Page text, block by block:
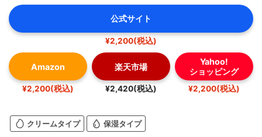
公式サイト
¥2,200(税込)
Amazon
¥2,200(税込)
楽天市場
¥2,420(税込)
Yahoo!
ショッピング
¥2,200(税込)
クリームタイプ 保湿タイプ